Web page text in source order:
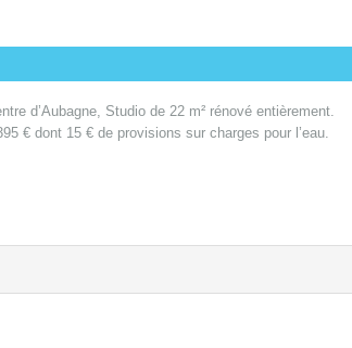
d’Aubagne, Studio de 22 m² rénové entièrement.
€ dont 15 € de provisions sur charges pour l’eau.